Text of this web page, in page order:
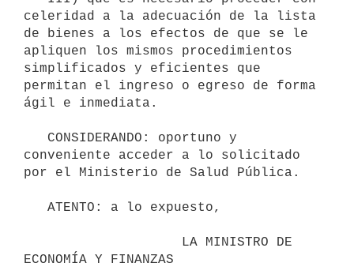
celeridad a la adecuación de la lista
de bienes a los efectos de que se le
apliquen los mismos procedimientos
simplificados y eficientes que
permitan el ingreso o egreso de forma
ágil e inmediata.
conveniente acceder a lo solicitado
por el Ministerio de Salud Pública.
ECONOMÍA Y FINANZAS